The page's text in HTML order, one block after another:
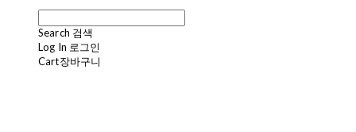
Search 검색
Log In 로그인
Cart장바구니